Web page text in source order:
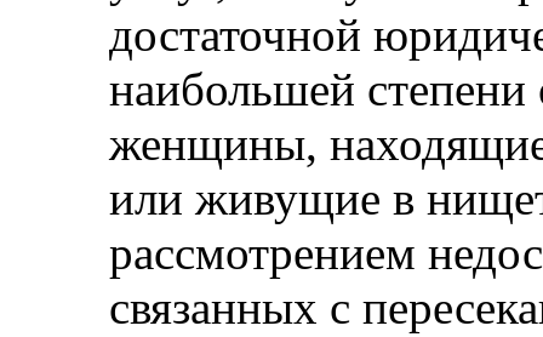
достаточной
наибольшей степени
женщины,
или живущие в
рассмотрением
связанных с